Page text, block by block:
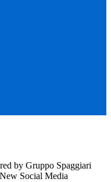
by Gruppo Spaggiari
Social Media